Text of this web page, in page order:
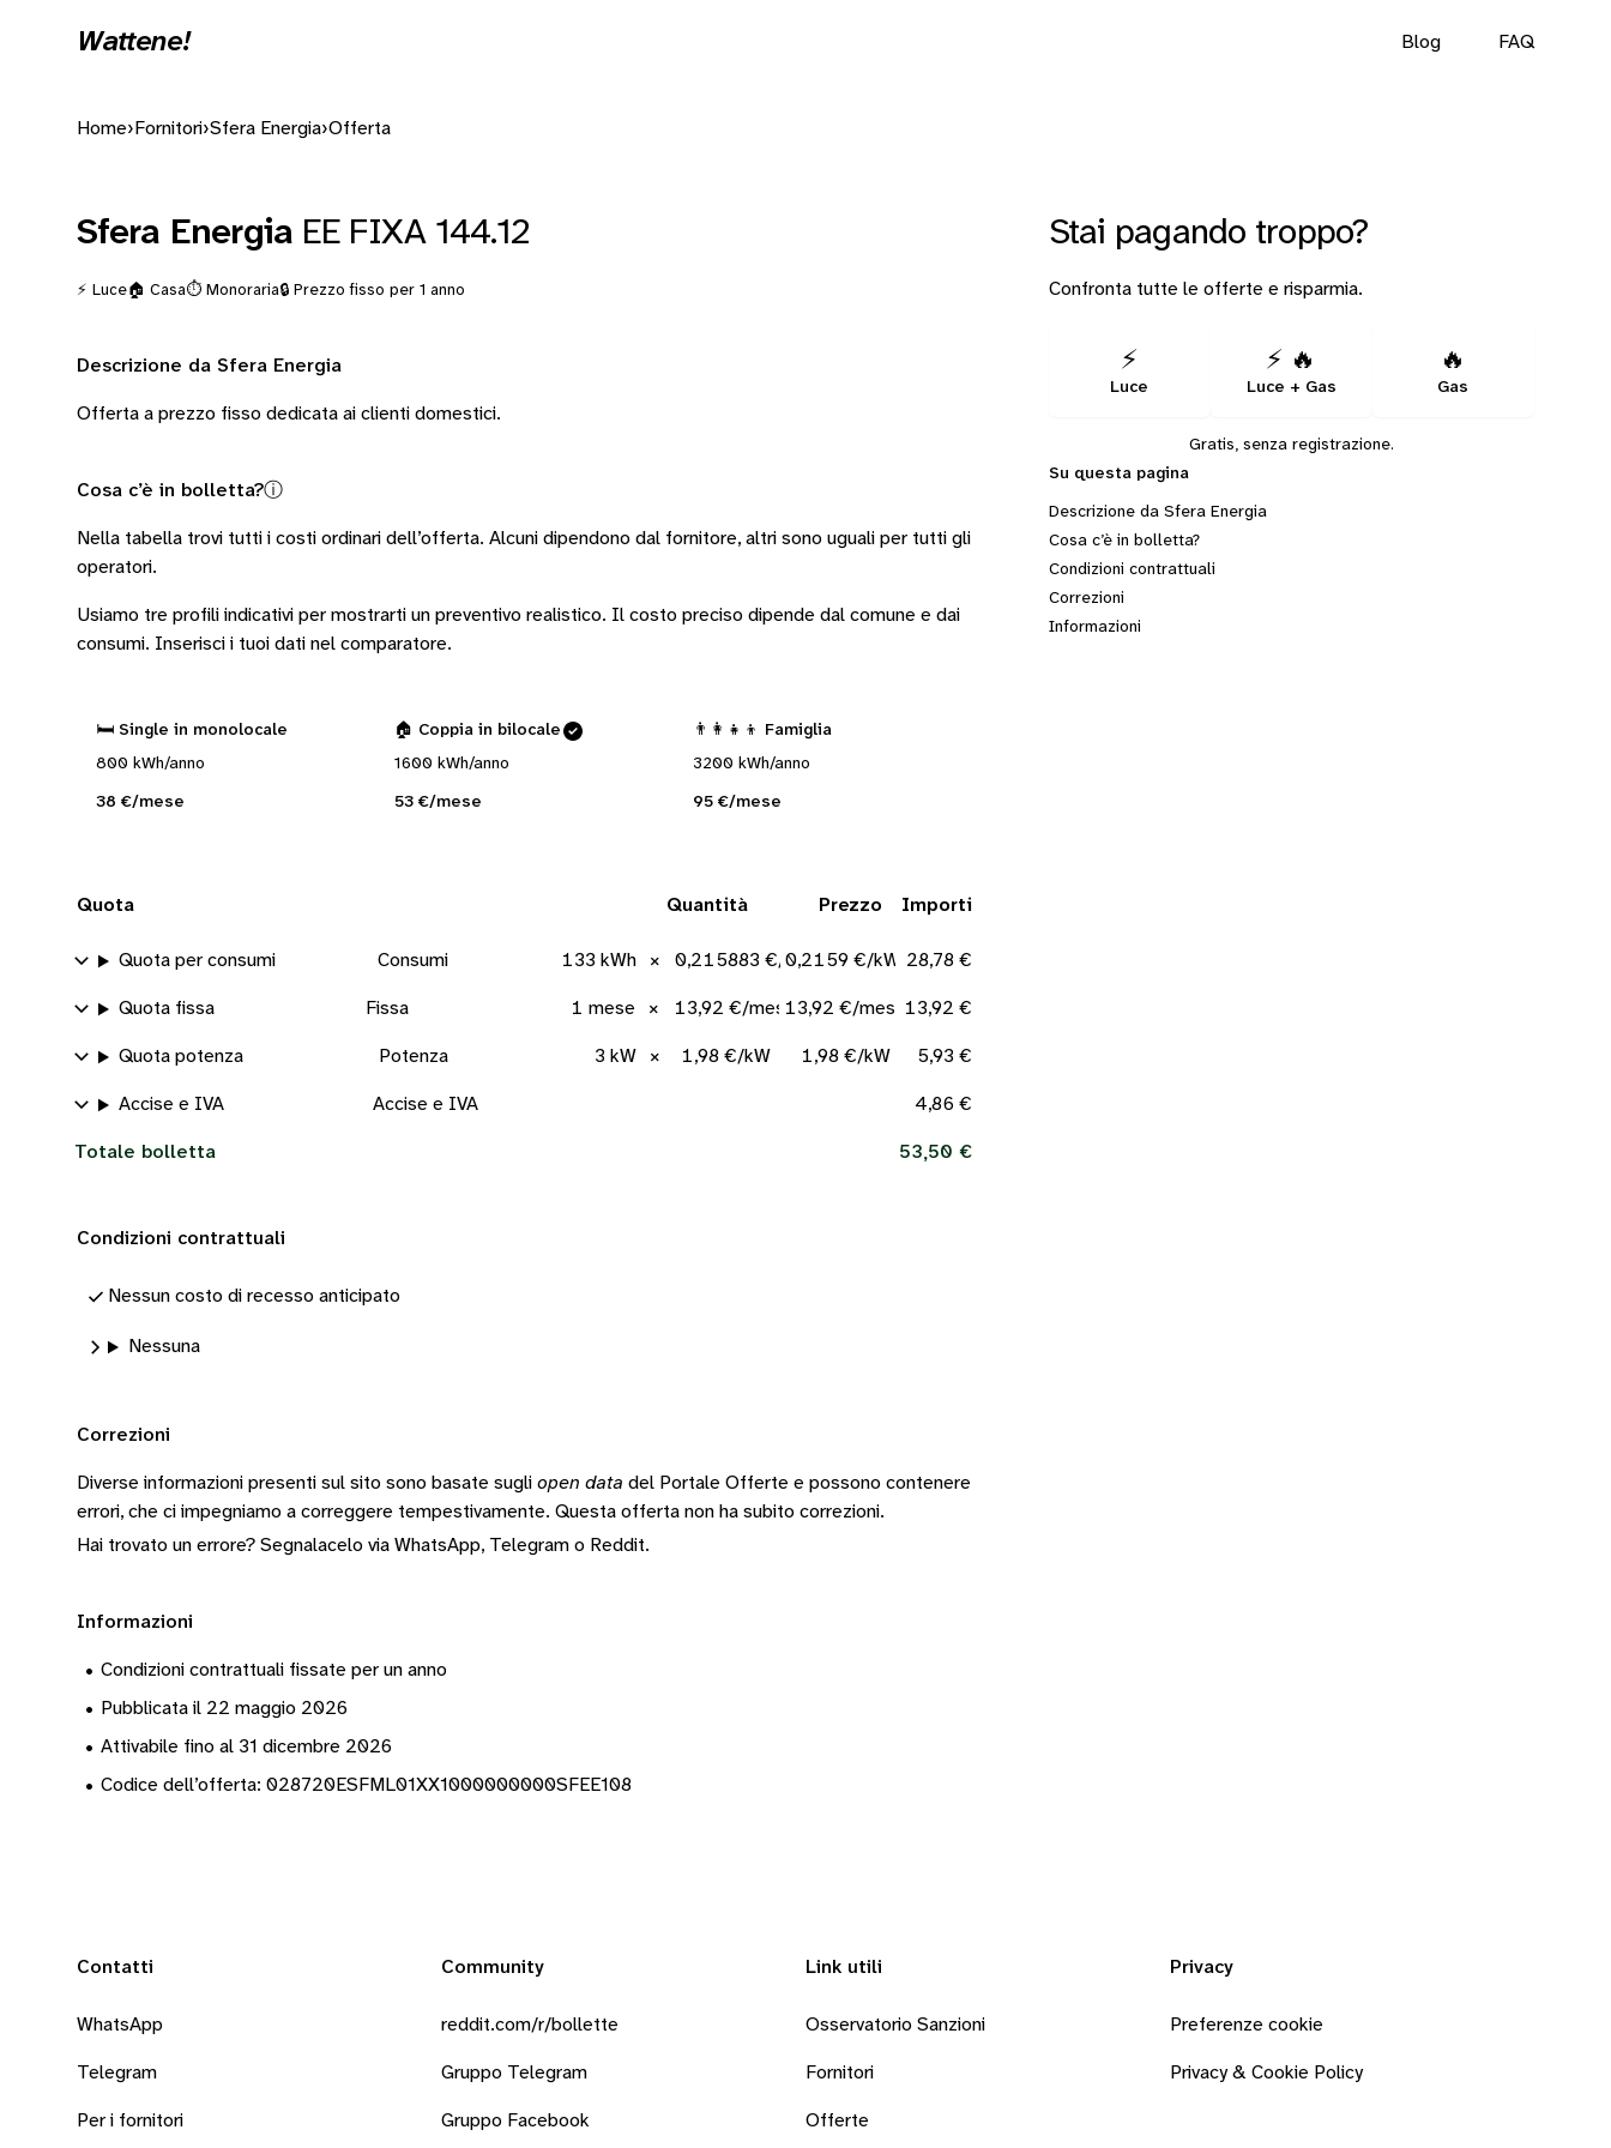
Wattene! Blog FAQ
Home› Fornitori›Sfera Energia›Offerta
Sfera Energia EE FIXA 144.12
⚡ Luce🏠 Casa⏱️ Monoraria🔒 Prezzo fisso per 1 anno
Descrizione da Sfera Energia
Offerta a prezzo fisso dedicata ai clienti domestici.
Cosa c’è in bolletta?ⓘ
Nella tabella trovi tutti i costi ordinari dell’offerta. Alcuni dipendono dal fornitore, altri sono uguali per tutti gli
operatori.
Usiamo tre profili indicativi per mostrarti un preventivo realistico. Il costo preciso dipende dal comune e dai
consumi. Inserisci i tuoi dati nel comparatore.
🛏️ Single in monolocale
800 kWh/anno
38 €/mese
🏠 Coppia in bilocale
1600 kWh/anno
53 €/mese
👨‍👩‍👧‍👦 Famiglia
3200 kWh/anno
95 €/mese
Quota Quantità Prezzo Importi
Quota per consumi Consumi 133 kWh × 0,215883 €/kWh0,2159 €/kWh28,78 €
Quota fissa Fissa 1 mese × 13,92 €/mese13,92 €/mese 13,92 €
Quota potenza Potenza 3 kW × 1,98 €/kW 1,98 €/kW 5,93 €
Accise e IVA Accise e IVA 4,86 €
Totale bolletta 53,50 €
Condizioni contrattuali
Nessun costo di recesso anticipato
Nessuna
Correzioni
Diverse informazioni presenti sul sito sono basate sugli open data del Portale Offerte e possono contenere
errori, che ci impegniamo a correggere tempestivamente. Questa offerta non ha subito correzioni.
Hai trovato un errore? Segnalacelo via WhatsApp, Telegram o Reddit.
Informazioni
• Condizioni contrattuali fissate per un anno
• Pubblicata il 22 maggio 2026
• Attivabile fino al 31 dicembre 2026
• Codice dell’offerta: 028720ESFML01XX1000000000SFEE108
Stai pagando troppo?
Confronta tutte le offerte e risparmia.
⚡
Luce
⚡ 🔥
Luce + Gas
🔥
Gas
Gratis, senza registrazione.
Su questa pagina
Descrizione da Sfera Energia
Cosa c’è in bolletta?
Condizioni contrattuali
Correzioni
Informazioni
Contatti
WhatsApp
Telegram
Per i fornitori
Community
reddit.com/r/bollette
Gruppo Telegram
Gruppo Facebook
Link utili
Osservatorio Sanzioni
Fornitori
Offerte
Privacy
Preferenze cookie
Privacy & Cookie Policy